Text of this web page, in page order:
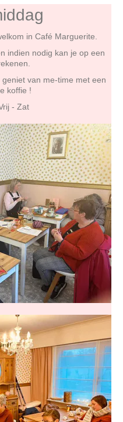
in Café Marguerite.
indien nodig kan je op een
van me-time met een
koffie !
- Zat